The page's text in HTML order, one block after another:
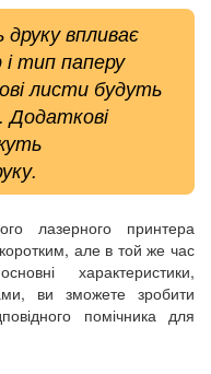
впливає
тип паперу
листи будуть
Додаткові
лазерного принтера
але в той же час
характеристики,
ви зможете зробити
помічника для